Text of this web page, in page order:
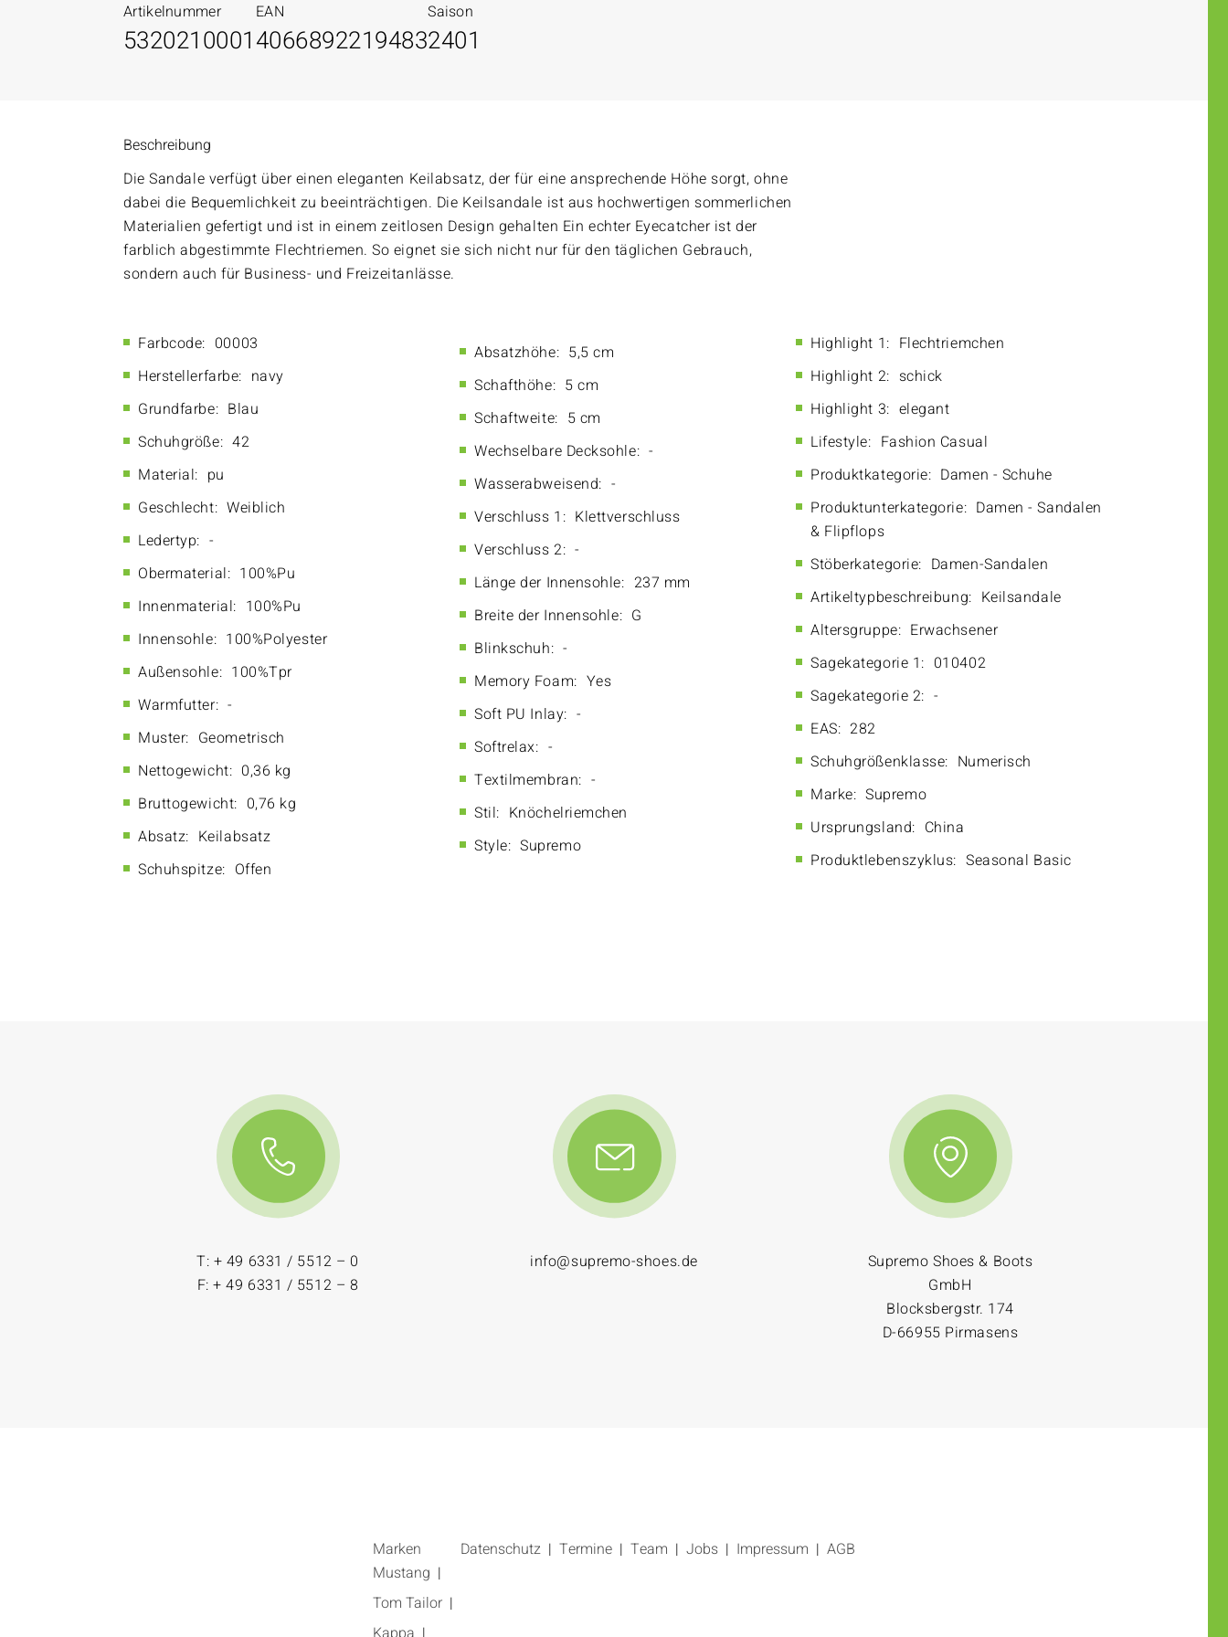
Artikelnummer
5320210001
EAN
4066892219483
Saison
2401
Beschreibung
Die Sandale verfügt über einen eleganten Keilabsatz, der für eine ansprechende Höhe sorgt, ohne
dabei die Bequemlichkeit zu beeinträchtigen. Die Keilsandale ist aus hochwertigen sommerlichen
Materialien gefertigt und ist in einem zeitlosen Design gehalten Ein echter Eyecatcher ist der
farblich abgestimmte Flechtriemen. So eignet sie sich nicht nur für den täglichen Gebrauch,
sondern auch für Business- und Freizeitanlässe.
Farbcode: 00003
Herstellerfarbe: navy
Grundfarbe: Blau
Schuhgröße: 42
Material: pu
Geschlecht: Weiblich
Ledertyp: -
Obermaterial: 100%Pu
Innenmaterial: 100%Pu
Innensohle: 100%Polyester
Außensohle: 100%Tpr
Warmfutter: -
Muster: Geometrisch
Nettogewicht: 0,36 kg
Bruttogewicht: 0,76 kg
Absatz: Keilabsatz
Schuhspitze: Offen
Absatzhöhe: 5,5 cm
Schafthöhe:
5 cm
Schaftweite:
5 cm
Wechselbare Decksohle: -
Wasserabweisend: -
Verschluss 1: Klettverschluss
Verschluss 2: -
Länge der Innensohle: 237 mm
Breite der Innensohle: G
Blinkschuh: -
Memory Foam: Yes
Soft PU Inlay: -
Softrelax: -
Textilmembran: -
Stil: Knöchelriemchen
Style: Supremo
Highlight 1: Flechtriemchen
Highlight 2: schick
Highlight 3: elegant
Lifestyle: Fashion Casual
Produktkategorie: Damen - Schuhe
Produktunterkategorie: Damen - Sandalen
& Flipflops
Stöberkategorie: Damen-Sandalen
Artikeltypbeschreibung: Keilsandale
Altersgruppe: Erwachsener
Sagekategorie 1: 010402
Sagekategorie 2: -
EAS: 282
Schuhgrößenklasse: Numerisch
Marke: Supremo
Ursprungsland: China
Produktlebenszyklus: Seasonal Basic
T: + 49 6331 / 5512 – 0
F: + 49 6331 / 5512 – 8
info@supremo-shoes.de
Supremo Shoes & Boots
GmbH
Blocksbergstr. 174
D-66955 Pirmasens
Marken
Mustang
Tom Tailor
Datenschutz Termine Team Jobs Impressum AGB